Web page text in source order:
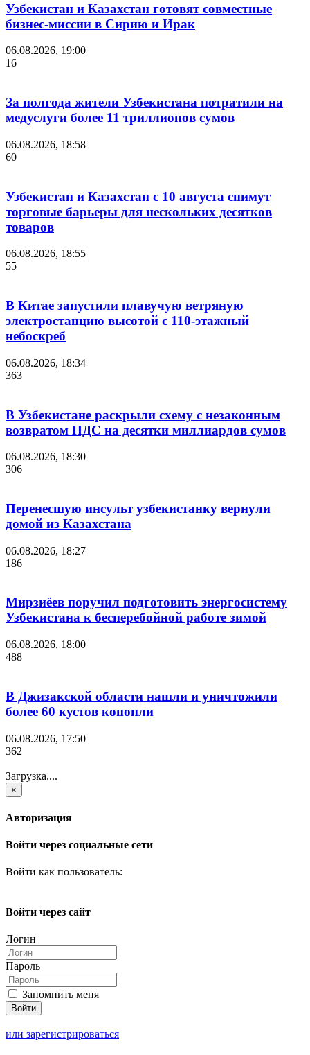
Узбекистан и Казахстан готовят совместные
бизнес-миссии в Сирию и Ирак
06.08.2026, 19:00
16
За полгода жители Узбекистана потратили на
медуслуги более 11 триллионов сумов
06.08.2026, 18:58
60
Узбекистан и Казахстан с 10 августа снимут
торговые барьеры для нескольких десятков
товаров
06.08.2026, 18:55
55
В Китае запустили плавучую ветряную
электростанцию высотой с 110-этажный
небоскреб
06.08.2026, 18:34
363
В Узбекистане раскрыли схему с незаконным
возвратом НДС на десятки миллиардов сумов
06.08.2026, 18:30
306
Перенесшую инсульт узбекистанку вернули
домой из Казахстана
06.08.2026, 18:27
186
Мирзиёев поручил подготовить энергосистему
Узбекистана к бесперебойной работе зимой
06.08.2026, 18:00
488
В Джизакской области нашли и уничтожили
более 60 кустов конопли
06.08.2026, 17:50
362
Загрузка....
×
Авторизация
Войти через социальные сети
Войти как пользователь:
Войти через сайт
Логин
Пароль
Запомнить меня
или зарегистрироваться